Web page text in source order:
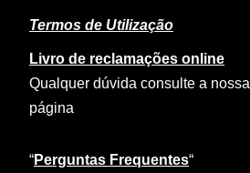
Termos de Utilização
Livro de reclamações online
Qualquer dúvida consulte a nossa
página
“Perguntas Frequentes“